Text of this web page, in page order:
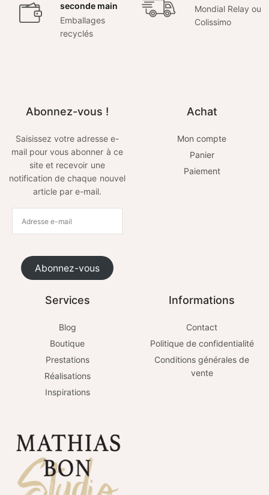
seconde main
Emballages
recyclés
Mondial Relay ou
Colissimo
Abonnez-vous !
Saisissez votre adresse e-
mail pour vous abonner à ce
site et recevoir une
notification de chaque nouvel
article par e-mail.
Abonnez-vous
Achat
Mon compte
Panier
Paiement
Services
Blog
Boutique
Prestations
Réalisations
Inspirations
Informations
Contact
Politique de confidentialité
Conditions générales de
vente